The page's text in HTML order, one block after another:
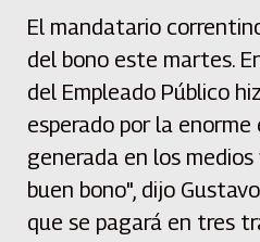
El mandatario
del bono este martes.
del Empleado Público
esperado por la
generada en los medios
buen bono", dijo
que se pagará en tres